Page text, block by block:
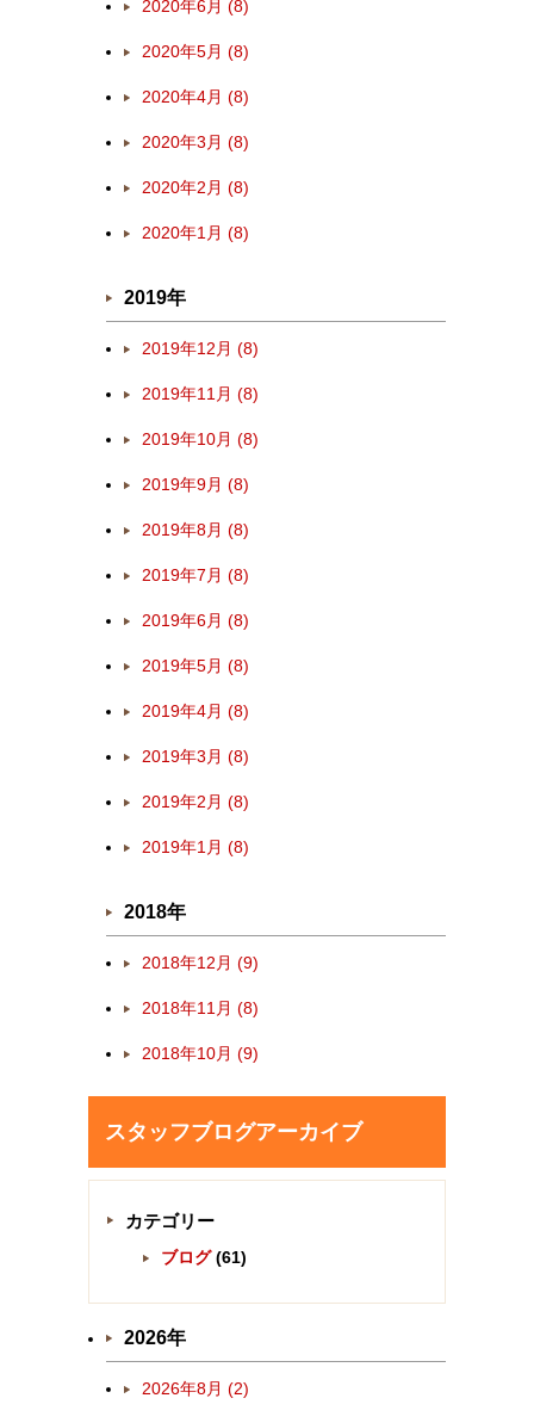
2020年6月 (8)
2020年5月 (8)
2020年4月 (8)
2020年3月 (8)
2020年2月 (8)
2020年1月 (8)
2019年
2019年12月 (8)
2019年11月 (8)
2019年10月 (8)
2019年9月 (8)
2019年8月 (8)
2019年7月 (8)
2019年6月 (8)
2019年5月 (8)
2019年4月 (8)
2019年3月 (8)
2019年2月 (8)
2019年1月 (8)
2018年
2018年12月 (9)
2018年11月 (8)
2018年10月 (9)
スタッフブログアーカイブ
カテゴリー
ブログ(61)
2026年
2026年8月 (2)